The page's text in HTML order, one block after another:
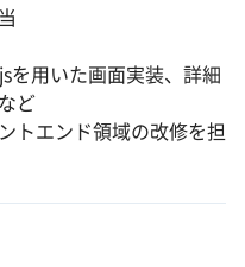
を用いた画面実装、詳細
ど
トエンド領域の改修を担